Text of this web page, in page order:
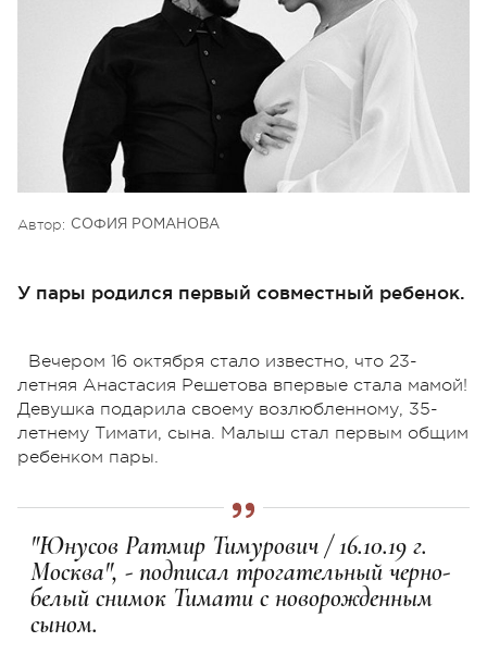
Автор: СОФИЯ РОМАНОВА
У пары родился первый совместный ребенок.
Вечером 16 октября стало известно, что 23-
летняя Анастасия Решетова впервые стала мамой!
Девушка подарила своему возлюбленному, 35-
летнему Тимати, сына. Малыш стал первым общим
ребенком пары.
"Юнусов Ратмир Тимурович / 16.10.19 г.
Москва", - подписал трогательный черно-
белый снимок Тимати с новорожденным
сыном.